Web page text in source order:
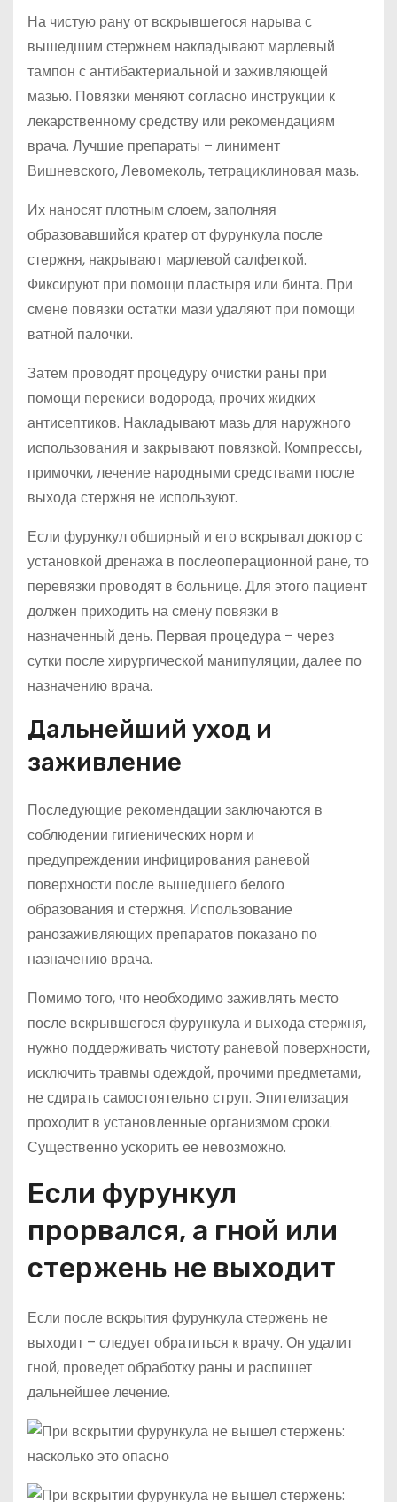
На чистую рану от вскрывшегося нарыва с
вышедшим стержнем накладывают марлевый
тампон с антибактериальной и заживляющей
мазью. Повязки меняют согласно инструкции к
лекарственному средству или рекомендациям
врача. Лучшие препараты – линимент
Вишневского, Левомеколь, тетрациклиновая мазь.
Их наносят плотным слоем, заполняя
образовавшийся кратер от фурункула после
стержня, накрывают марлевой салфеткой.
Фиксируют при помощи пластыря или бинта. При
смене повязки остатки мази удаляют при помощи
ватной палочки.
Затем проводят процедуру очистки раны при
помощи перекиси водорода, прочих жидких
антисептиков. Накладывают мазь для наружного
использования и закрывают повязкой. Компрессы,
примочки, лечение народными средствами после
выхода стержня не используют.
Если фурункул обширный и его вскрывал доктор с
установкой дренажа в послеоперационной ране, то
перевязки проводят в больнице. Для этого пациент
должен приходить на смену повязки в
назначенный день. Первая процедура – через
сутки после хирургической манипуляции, далее по
назначению врача.
Дальнейший уход и
заживление
Последующие рекомендации заключаются в
соблюдении гигиенических норм и
предупреждении инфицирования раневой
поверхности после вышедшего белого
образования и стержня. Использование
ранозаживляющих препаратов показано по
назначению врача.
Помимо того, что необходимо заживлять место
после вскрывшегося фурункула и выхода стержня,
нужно поддерживать чистоту раневой поверхности,
исключить травмы одеждой, прочими предметами,
не сдирать самостоятельно струп. Эпителизация
проходит в установленные организмом сроки.
Существенно ускорить ее невозможно.
Если фурункул
прорвался, а гной или
стержень не выходит
Если после вскрытия фурункула стержень не
выходит – следует обратиться к врачу. Он удалит
гной, проведет обработку раны и распишет
дальнейшее лечение.